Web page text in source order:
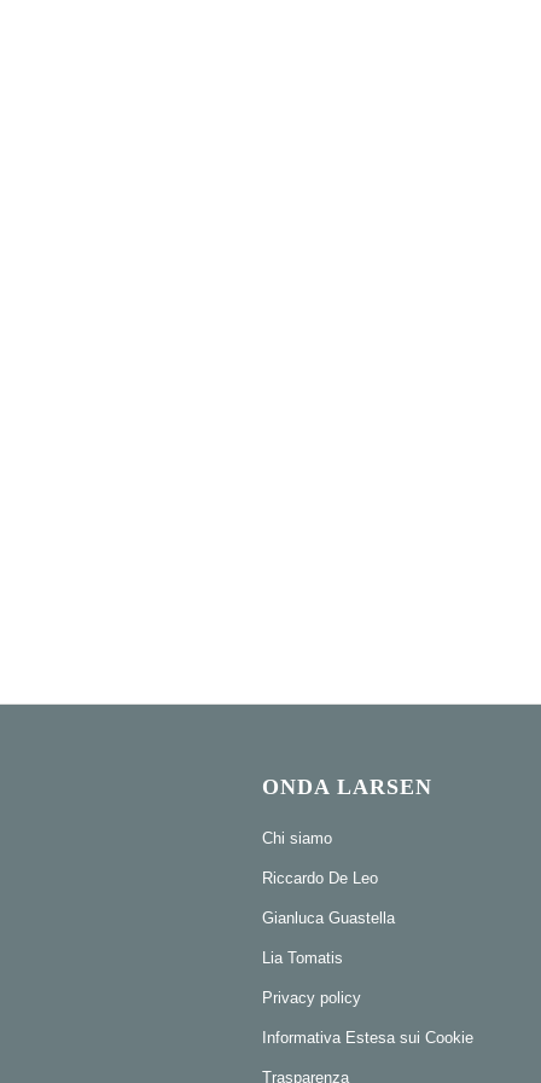
ONDA LARSEN
Chi siamo
Riccardo De Leo
Gianluca Guastella
Lia Tomatis
Privacy policy
Informativa Estesa sui Cookie
Trasparenza